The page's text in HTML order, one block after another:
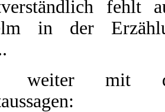
fehlt
in der
weiter mit